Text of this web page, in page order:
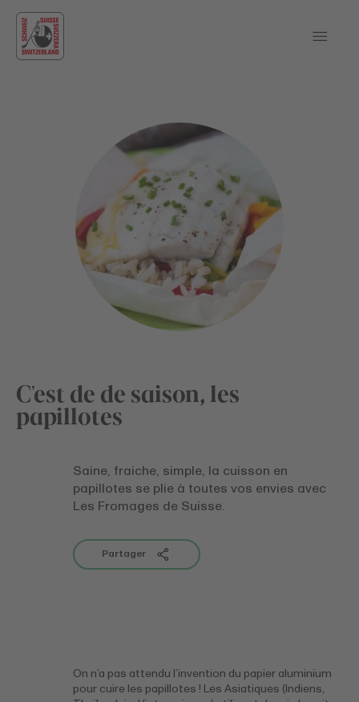
C'est de de saison, les
papillotes
Saine, fraiche, simple, la cuisson en
papillotes se plie à toutes vos envies avec
Les Fromages de Suisse.
Partager
On n’a pas attendu l’invention du papier aluminium
pour cuire les papillotes ! Les Asiatiques (Indiens,